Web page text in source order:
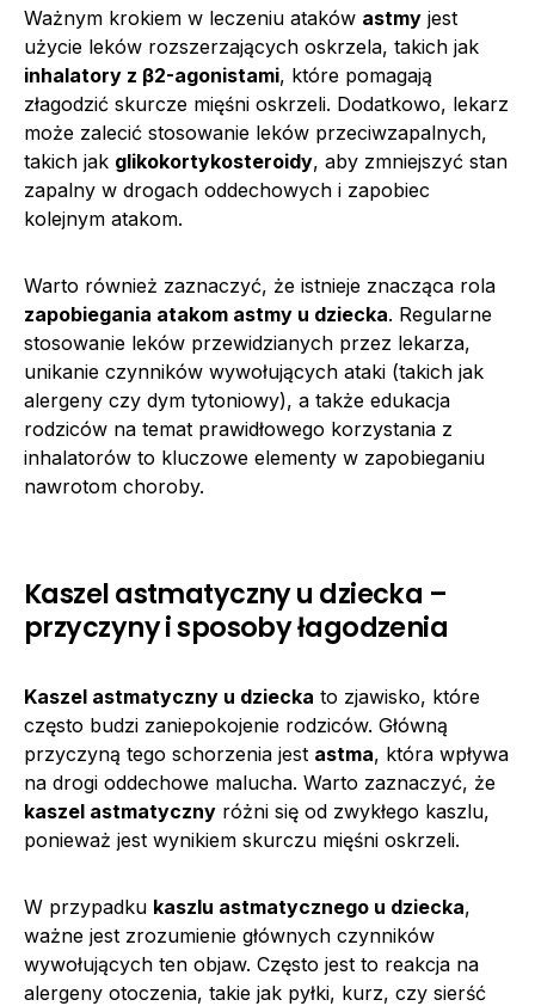
Ważnym krokiem w leczeniu ataków astmy jest
użycie leków rozszerzających oskrzela, takich jak
inhalatory z β2-agonistami, które pomagają
złagodzić skurcze mięśni oskrzeli. Dodatkowo, lekarz
może zalecić stosowanie leków przeciwzapalnych,
takich jak glikokortykosteroidy, aby zmniejszyć stan
zapalny w drogach oddechowych i zapobiec
kolejnym atakom.
Warto również zaznaczyć, że istnieje znacząca rola
zapobiegania atakom astmy u dziecka. Regularne
stosowanie leków przewidzianych przez lekarza,
unikanie czynników wywołujących ataki (takich jak
alergeny czy dym tytoniowy), a także edukacja
rodziców na temat prawidłowego korzystania z
inhalatorów to kluczowe elementy w zapobieganiu
nawrotom choroby.
Kaszel astmatyczny u dziecka –
przyczyny i sposoby łagodzenia
Kaszel astmatyczny u dziecka to zjawisko, które
często budzi zaniepokojenie rodziców. Główną
przyczyną tego schorzenia jest astma, która wpływa
na drogi oddechowe malucha. Warto zaznaczyć, że
kaszel astmatyczny różni się od zwykłego kaszlu,
ponieważ jest wynikiem skurczu mięśni oskrzeli.
W przypadku kaszlu astmatycznego u dziecka,
ważne jest zrozumienie głównych czynników
wywołujących ten objaw. Często jest to reakcja na
alergeny otoczenia, takie jak pyłki, kurz, czy sierść